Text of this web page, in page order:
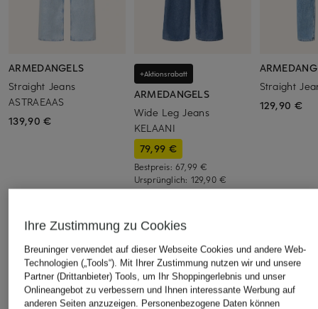
ARMEDANGELS
Straight Jeans
ASTRAEAAS
139,90 €
+Aktionsrabatt
ARMEDANGELS
Wide Leg Jeans
KELAANI
79,99 €
Bestpreis: 67,99 €
Ursprünglich: 129,90 €
Straight
129,90 €
ÄHNLICHE ARTIKEL ENTDECKEN
Ihre Zustimmung zu Cookies
Breuninger verwendet auf dieser Webseite Cookies und andere Web-
Technologien („Tools“). Mit Ihrer Zustimmung nutzen wir und unsere
Partner (Drittanbieter) Tools, um Ihr Shoppingerlebnis und unser
Onlineangebot zu verbessern und Ihnen interessante Werbung auf
anderen Seiten anzuzeigen. Personenbezogene Daten können